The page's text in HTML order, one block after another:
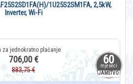
60
mjeseci
JAMSTVO
1U25S2SM1FA, 2,5kW,
Inverter, Wi-Fi
706,00 €
883,75 €